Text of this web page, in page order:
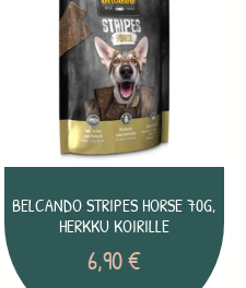
BELCANDO STRIPES HORSE 70G,
HERKKU KOIRILLE
6,90€